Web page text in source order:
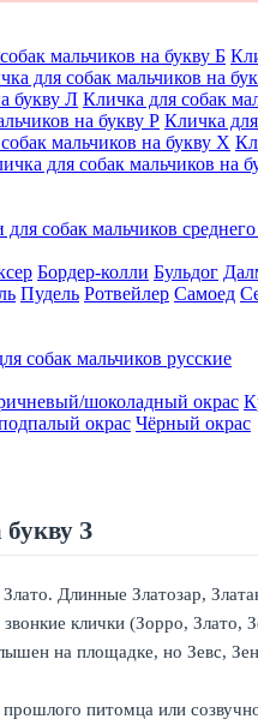
мальчиков на букву Б
для собак мальчиков на
букву Л Кличка для собак
на букву Р Кличка
мальчиков на букву Х
для собак мальчиков на
собак мальчиков среднего
Бордер-колли Бульдог
Пудель Ротвейлер Самоед
собак мальчиков русские
шоколадный окрас
окрас Чёрный окрас
З
Длинные Златозар,
клички (Зорро,
на площадке, но Зевс,
питомца или